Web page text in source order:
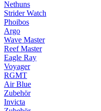
Nethuns
Strider Watch
Phoibos
Argo
Wave Master
Reef Master
Eagle Ray
Voyager
RGMT
Air Blue
Zubehör
Invicta